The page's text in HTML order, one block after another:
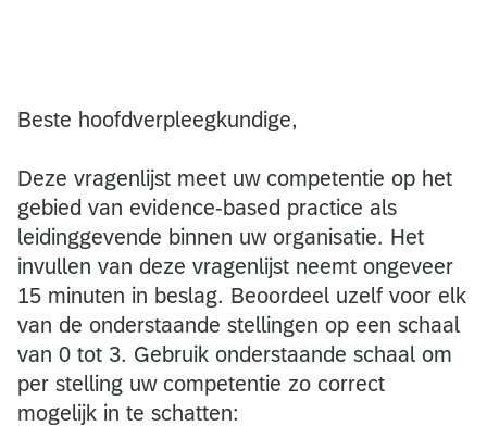
Beste hoofdverpleegkundige,
Deze vragenlijst meet uw competentie op het
gebied van evidence-based practice als
leidinggevende binnen uw organisatie. Het
invullen van deze vragenlijst neemt ongeveer
15 minuten in beslag. Beoordeel uzelf voor elk
van de onderstaande stellingen op een schaal
van 0 tot 3. Gebruik onderstaande schaal om
per stelling uw competentie zo correct
mogelijk in te schatten: